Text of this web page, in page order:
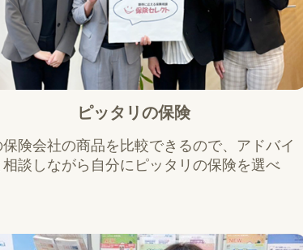
ピッタリの保険
険会社の商品を比較できるので、アドバイ
談しながら自分にピッタリの保険を選べ